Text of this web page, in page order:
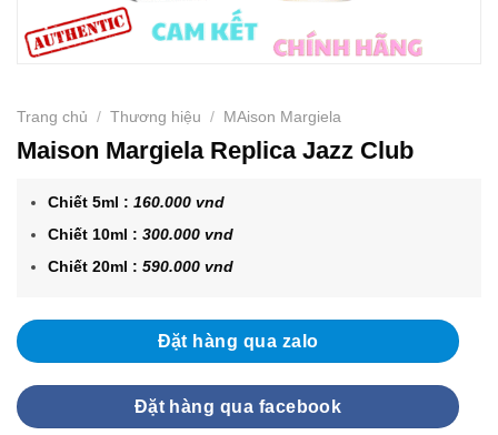
Trang chủ / Thương hiệu / MAison Margiela
Maison Margiela Replica Jazz Club
Chiết 5ml :160.000 vnd
Chiết 10ml :300.000 vnd
Chiết 20ml :590.000 vnd
Đặt hàng qua zalo
Đặt hàng qua facebook